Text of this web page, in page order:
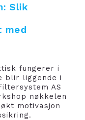
Slik
med
fungerer i
blir liggende i
AS
nøkkelen
motivasjon